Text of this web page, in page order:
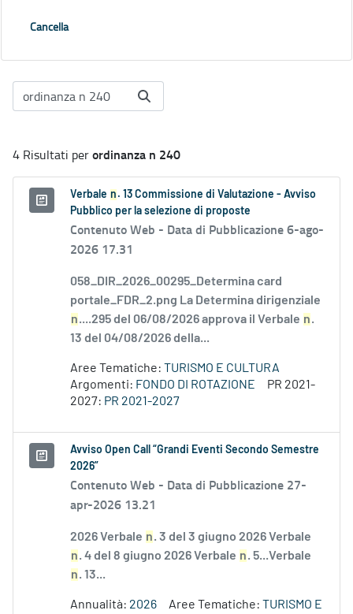
Cancella
4 Risultati perordinanza n 240
Verbale n . 13 Commissione di Valutazione - Avviso
Pubblico per la selezione di proposte
Contenuto Web - Data di Pubblicazione 6-ago-
2026 17.31
058_DIR_2026_00295_Determina card
portale_FDR_2.png La Determina dirigenziale
n....295 del 06/08/2026 approva il Verbale n.
13 del 04/08/2026 della...
Aree Tematiche: TURISMO E CULTURA
Argomenti: FONDO DI ROTAZIONE
PR 2021-
2027: PR 2021-2027
Avviso Open Call “Grandi Eventi Secondo Semestre
2026”
Contenuto Web - Data di Pubblicazione 27-
apr-2026 13.21
2026 Verbale n. 3 del 3 giugno 2026 Verbale
n. 4 del 8 giugno 2026 Verbale n. 5...Verbale
n. 13...
Annualità: 2026 Aree Tematiche: TURISMO E